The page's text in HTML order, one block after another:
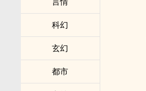
科幻
玄幻
都市